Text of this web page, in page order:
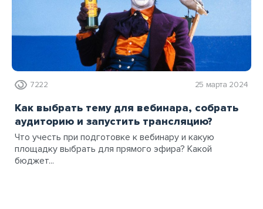
7222 25 марта 2024
Как выбрать тему для вебинара, собрать
аудиторию и запустить трансляцию?
Что учесть при подготовке к вебинару и какую
площадку выбрать для прямого эфира? Какой
бюджет...